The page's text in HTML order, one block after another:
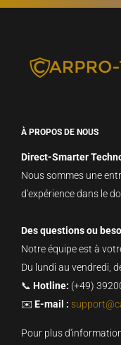
À PROPOS DE NOUS
Direct-Smarter
Nous sommes une
d'expérience dans le
Des questions ou
Notre équipe est à
Du lundi au vendredi,
📞 Hotline: (+49)
✉️ E-mail :
Pour plus